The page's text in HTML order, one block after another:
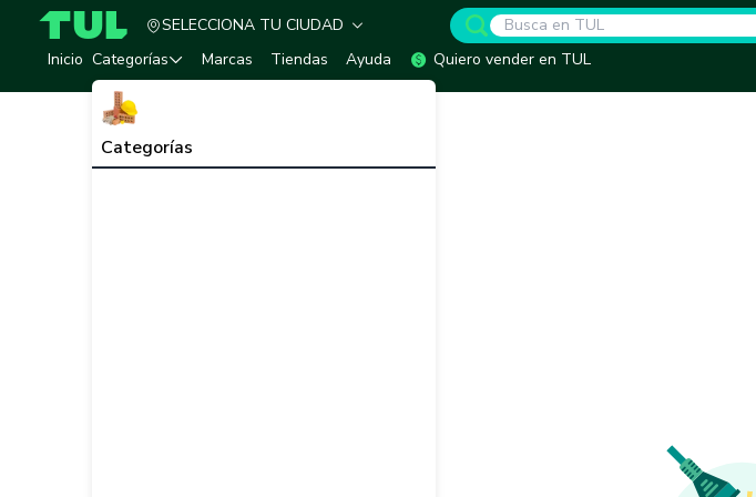
TUL - Tu Marketplace de Construcción
SELECCIONA TU CIUDAD
Inicio Categorías
Categorías
Marcas Tiendas Ayuda Quiero vender en TUL